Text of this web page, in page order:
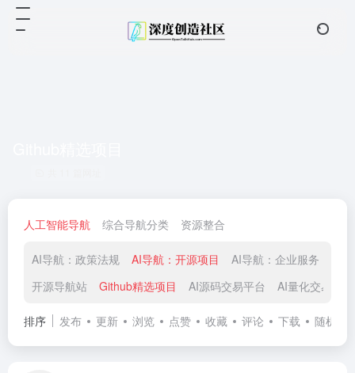
人工智能导航 综合导航分类 资源整合
AI导航：政策法规 AI导航：开源项目 AI导航：企业服务
开源导航站
Github精选项目 AI源码交易平台 AI量化交易
排序 发布 更新 浏览 点赞 收藏 评论 下载 随机